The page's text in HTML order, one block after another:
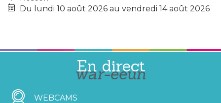
Du lundi 10 août 2026 au vendredi 14 août 2026
En direct
war-eeun
WEBCAMS